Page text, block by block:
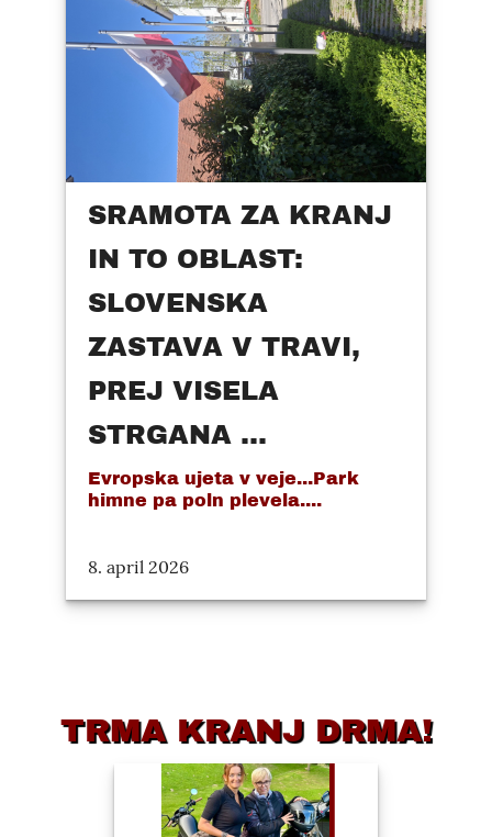
SRAMOTA ZA KRANJ
IN TO OBLAST:
SLOVENSKA
ZASTAVA V TRAVI,
PREJ VISELA
STRGANA ...
Evropska ujeta v veje...Park
himne pa poln plevela....
8. april 2026
TRMA KRANJ DRMA!